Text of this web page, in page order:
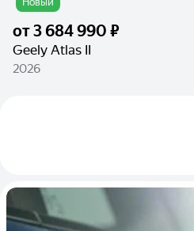
от3 684 990 ₽
Geely Atlas II
2026